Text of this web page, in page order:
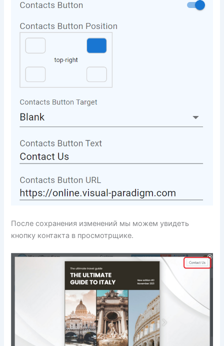
После сохранения изменений мы можем увидеть
кнопку контакта в просмотрщике.